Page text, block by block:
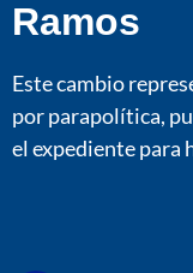
Ramos
Este cambio
por parapolítica,
el expediente para